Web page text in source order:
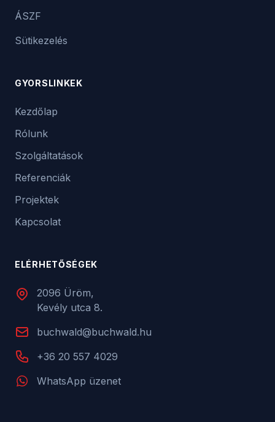
ÁSZF
Sütikezelés
GYORSLINKEK
Kezdőlap
Rólunk
Szolgáltatások
Referenciák
Projektek
Kapcsolat
ELÉRHETŐSÉGEK
2096 Üröm,
Kevély utca 8.
buchwald@buchwald.hu
+36 20 557 4029
WhatsApp üzenet